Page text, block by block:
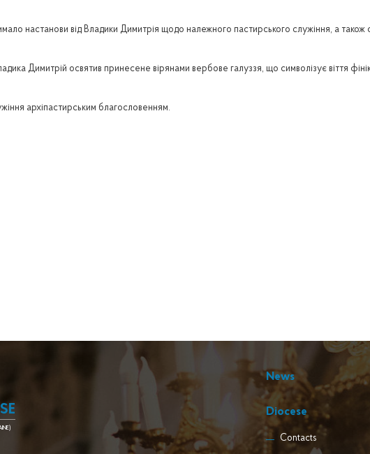
настанови від Владики Димитрія щодо належного пастирського служіння, а
Димитрій освятив принесене вірянами вербове галуззя, що символізує віття
архіпастирським благословенням.
News
Diocese
Contacts